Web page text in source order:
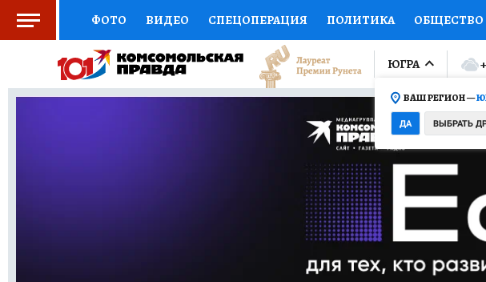
ФОТО ВИДЕО СПЕЦОПЕРАЦИЯ ПОЛИТИКА ОБЩЕСТВО
СОЦПОДДЕРЖКА НАУКА СПОРТ КОЛУМНИСТЫ
ВЫБОР ЭКСПЕРТОВ ДОКТОР ФИНАНСЫ ОТКРЫВАЕМ МИР
ПРОГНОЗЫ НА СПОРТ ПРОМОКОДЫ
ТЕЛЕВИЗОР КОЛЛЕКЦИИ
НОВОЕ НА САЙТЕ
ЮГРА
ВАШ РЕГИОН —
ДА ВЫБРАТЬ